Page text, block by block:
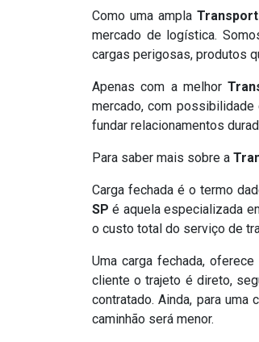
Como uma ampla
mercado de logística.
cargas perigosas, produtos
Apenas com a melhor
mercado, com
fundar relacionamentos
Para saber mais sobre a
Carga fechada é o termo
SP é aquela especializada
o custo total do serviço de
Uma carga fechada,
cliente o trajeto é direto,
contratado. Ainda, para
caminhão será menor.